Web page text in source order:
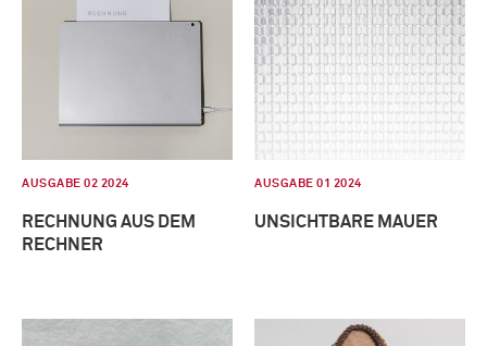
AUSGABE 02 2024
RECHNUNG AUS DEM
RECHNER
AUSGABE 01 2024
UNSICHTBARE MAUER